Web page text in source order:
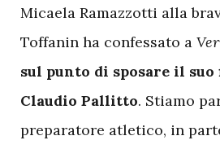
Micaela Ramazzotti alla
Toffanin ha confessato a
sul punto di sposare il suo
Claudio Pallitto. Stiamo
preparatore atletico, in